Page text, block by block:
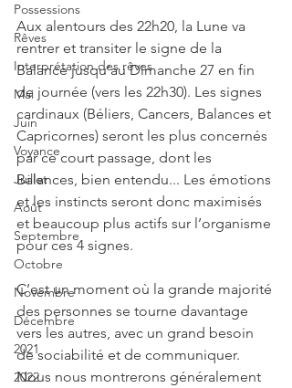
Possessions
Rêves
Interprétation des rêves
Mai
Juin
Voyance
Juillet
Août
Septembre
Octobre
Novembre
Décembre
2021
2022
Aux alentours des 22h20, la Lune va
rentrer et transiter le signe de la
Balance jusqu’au Dimanche 27 en fin
de journée (vers les 22h30). Les signes
cardinaux (Béliers, Cancers, Balances et
Capricornes) seront les plus concernés
par ce court passage, dont les
Balances, bien entendu... Les émotions
et les instincts seront donc maximisés
et beaucoup plus actifs sur l’organisme
pour ces 4 signes.
C’est un moment où la grande majorité
des personnes se tourne davantage
vers les autres, avec un grand besoin
de sociabilité et de communiquer.
Nous nous montrerons généralement